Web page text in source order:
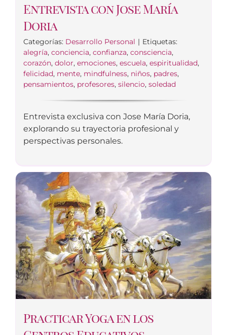
Entrevista con Jose María
Doria
Categorías: Desarrollo Personal | Etiquetas:
alegría, conciencia, confianza, consciencia,
corazón, dolor, emociones, escuela, espiritualidad,
felicidad, mente, mindfulness, niños, padres,
pensamientos, profesores, silencio, soledad
Entrevista exclusiva con Jose María Doria,
explorando su trayectoria profesional y
perspectivas personales.
Practicar Yoga en los